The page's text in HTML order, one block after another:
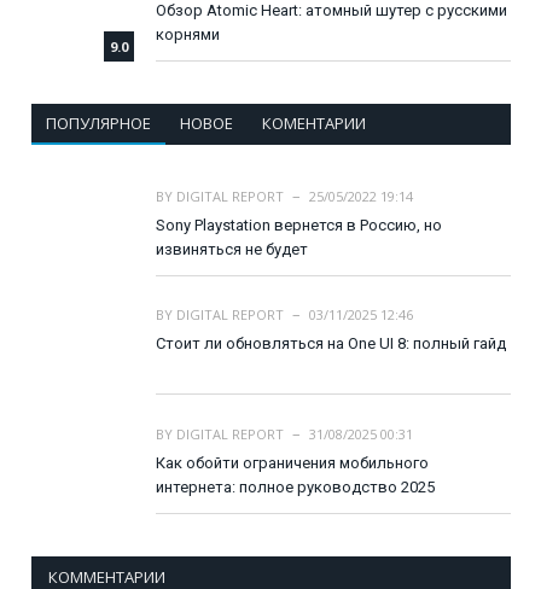
9.0
Обзор Atomic Heart: атомный шутер с русскими
корнями
ПОПУЛЯРНОЕ НОВОЕ КОМЕНТАРИИ
BY DIGITAL REPORT
25/05/2022 19:14
Sony Playstation вернется в Россию, но
извиняться не будет
BY DIGITAL REPORT
03/11/2025 12:46
Стоит ли обновляться на One UI 8: полный гайд
BY DIGITAL REPORT
31/08/2025 00:31
Как обойти ограничения мобильного
интернета: полное руководство 2025
КОММЕНТАРИИ